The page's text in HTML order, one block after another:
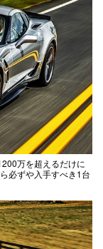
万を超えるだけに
必ずや入手すべき1台